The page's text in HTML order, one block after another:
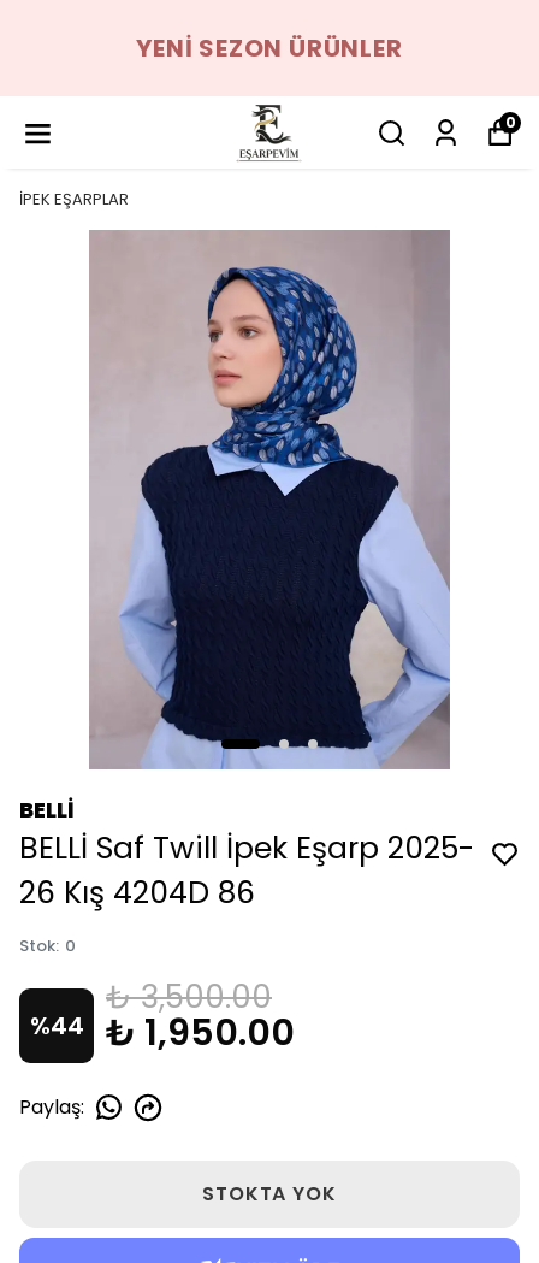
YENI SEZON ÜRÜNLER
0
İPEK EŞARPLAR
BELLİ
BELLİ Saf Twill İpek Eşarp 2025-
26 Kış 4204D 86
Stok: 0
%44
₺ 3,500.00
₺ 1,950.00
Paylaş:
STOKTA YOK